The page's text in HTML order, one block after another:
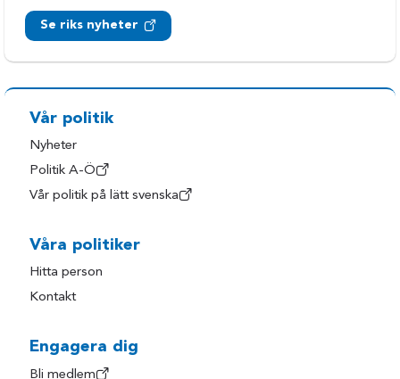
Se riks nyheter
Vår politik
Nyheter
Politik A-Ö
Vår politik på lätt svenska
Våra politiker
Hitta person
Kontakt
Engagera dig
Bli medlem